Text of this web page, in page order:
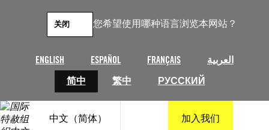
您希望使用哪种语言浏览本网站？
ENGLISH ESPAÑOL FRANÇAIS
العربية
简中
繁中 РУССКИЙ
关闭
中文（简体） 加入我们